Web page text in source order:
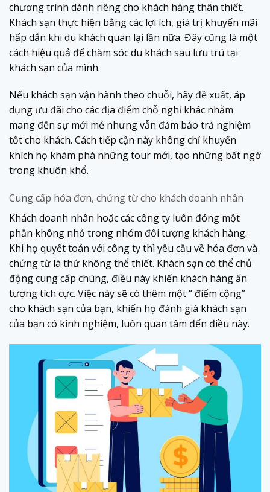
chương trình dành riêng cho khách hàng thân thiết.
Khách sạn thực hiện bằng các lợi ích, giá trị khuyến mãi
hấp dẫn khi du khách quan lại lần nữa. Đây cũng là một
cách hiệu quả để chăm sóc du khách sau lưu trú tại
khách sạn của mình.
Nếu khách sạn vận hành theo chuỗi, hãy đề xuất, áp
dụng ưu đãi cho các địa điểm chỗ nghỉ khác nhằm
mang đến sự mới mẻ nhưng vẫn đảm bảo trả nghiệm
tốt cho khách. Cách tiếp cận này không chỉ khuyến
khích họ khám phá những tour mới, tạo những bất ngờ
trong khuôn khổ.
Cung cấp hóa đơn, chứng từ cho khách doanh nhân
Khách doanh nhân hoặc các công ty luôn đóng một
phần không nhỏ trong nhóm đối tượng khách hàng.
Khi họ quyết toán với công ty thì yêu cầu về hóa đơn và
chứng từ là thứ không thể thiết. Khách sạn có thể chủ
động cung cấp chúng, điều này khiến khách hàng ấn
tượng tích cực. Việc này sẽ có thêm một “ điểm cộng”
cho khách sạn của bạn, khiến họ đánh giá khách sạn
của bạn có kinh nghiệm, luôn quan tâm đến điều này.